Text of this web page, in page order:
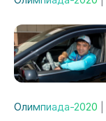
Олимпиада-2020